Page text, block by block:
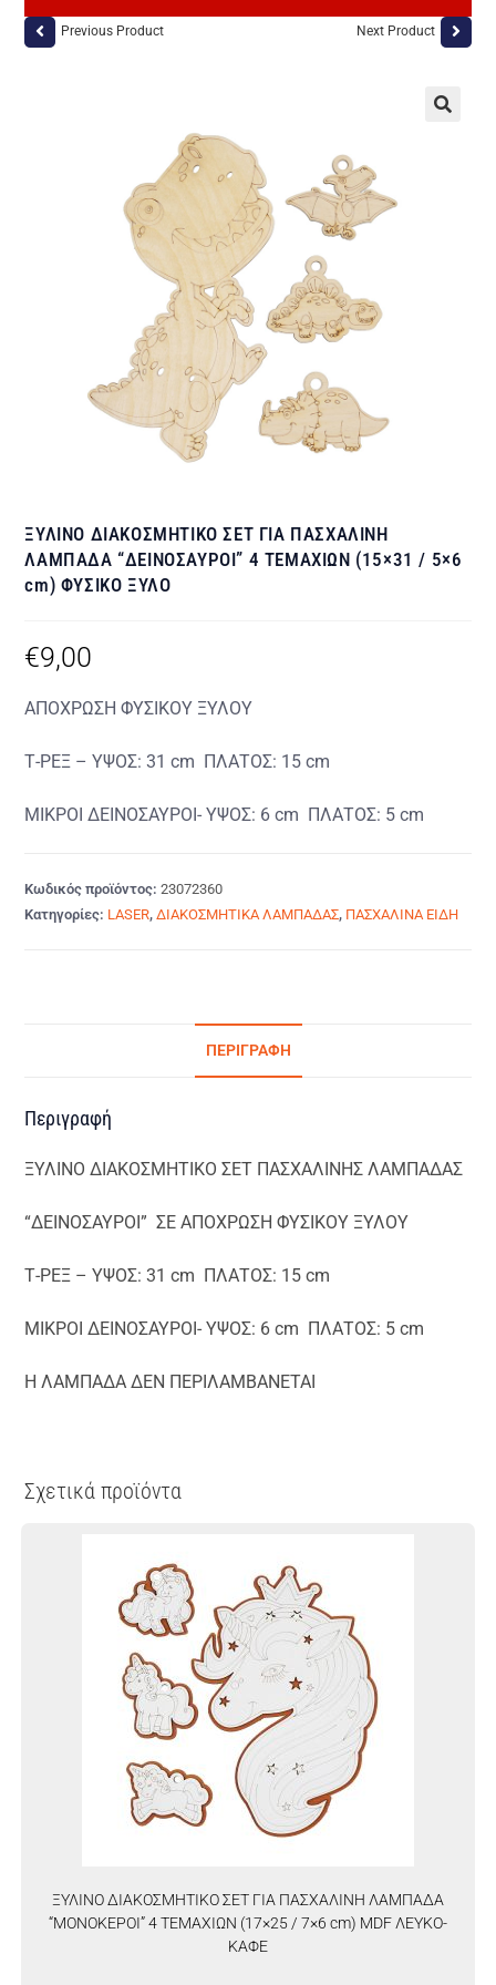
Previous Product Next Product
ΞΥΛΙΝΟ ΔΙΑΚΟΣΜΗΤΙΚΟ ΣΕΤ ΓΙΑ ΠΑΣΧΑΛΙΝΗ
ΛΑΜΠΑΔΑ “ΔΕΙΝΟΣΑΥΡΟΙ” 4 ΤΕΜΑΧΙΩΝ (15×31 / 5×6
cm) ΦΥΣΙΚΟ ΞΥΛΟ
€9,00
ΑΠΟΧΡΩΣΗ ΦΥΣΙΚΟΥ ΞΥΛΟΥ
Τ-ΡΕΞ – ΥΨΟΣ: 31 cm ΠΛΑΤΟΣ: 15 cm
ΜΙΚΡΟΙ ΔΕΙΝΟΣΑΥΡΟΙ- ΥΨΟΣ: 6 cm ΠΛΑΤΟΣ: 5 cm
Κωδικός προϊόντος:23072360
Κατηγορίες: LASER,ΔΙΑΚΟΣΜΗΤΙΚΑ ΛΑΜΠΑΔΑΣ, ΠΑΣΧΑΛΙΝΑ ΕΙΔΗ
ΠΕΡΙΓΡΑΦΉ
Περιγραφή
ΞΥΛΙΝΟ ΔΙΑΚΟΣΜΗΤΙΚΟ ΣΕΤ ΠΑΣΧΑΛΙΝΗΣ ΛΑΜΠΑΔΑΣ
“ΔΕΙΝΟΣΑΥΡΟΙ” ΣΕ ΑΠΟΧΡΩΣΗ ΦΥΣΙΚΟΥ ΞΥΛΟΥ
Τ-ΡΕΞ – ΥΨΟΣ: 31 cm ΠΛΑΤΟΣ: 15 cm
ΜΙΚΡΟΙ ΔΕΙΝΟΣΑΥΡΟΙ- ΥΨΟΣ: 6 cm ΠΛΑΤΟΣ: 5 cm
Η ΛΑΜΠΑΔΑ ΔΕΝ ΠΕΡΙΛΑΜΒΑΝΕΤΑΙ
Σχετικά προϊόντα
ΞΥΛΙΝΟ ΔΙΑΚΟΣΜΗΤΙΚΟ ΣΕΤ ΓΙΑ ΠΑΣΧΑΛΙΝΗ ΛΑΜΠΑΔΑ
“ΜΟΝΟΚΕΡΟΙ” 4 ΤΕΜΑΧΙΩΝ (17×25 / 7×6 cm) MDF ΛΕΥΚΟ-
ΚΑΦΕ